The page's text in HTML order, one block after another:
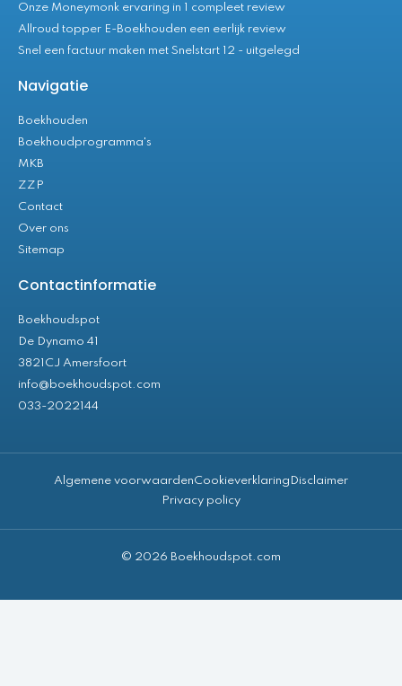
Onze Moneymonk ervaring in 1 compleet review
Allroud topper E-Boekhouden een eerlijk review
Snel een factuur maken met Snelstart 12 - uitgelegd
Navigatie
Boekhouden
Boekhoudprogramma's
MKB
ZZP
Contact
Over ons
Sitemap
Contactinformatie
Boekhoudspot
De Dynamo 41
3821CJ Amersfoort
info@boekhoudspot.com
033-2022144
Algemene voorwaardenCookieverklaring Disclaimer
Privacy policy
© 2026 Boekhoudspot.com